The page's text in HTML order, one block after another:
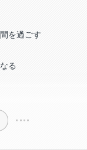
を過ごす
る